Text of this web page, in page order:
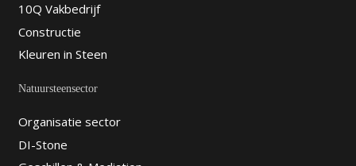
10Q Vakbedrijf
Constructie
Kleuren in Steen
Natuursteensector
Organisatie sector
DI-Stone